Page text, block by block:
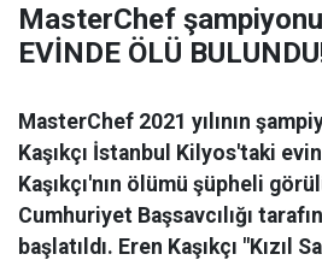
MasterChef şampiyonu
EVİNDE ÖLÜ
MasterChef 2021 yılının
Kaşıkçı İstanbul Kilyos'taki
Kaşıkçı'nın ölümü şüpheli
Cumhuriyet Başsavcılığı
başlatıldı. Eren Kaşıkçı "Kızıl